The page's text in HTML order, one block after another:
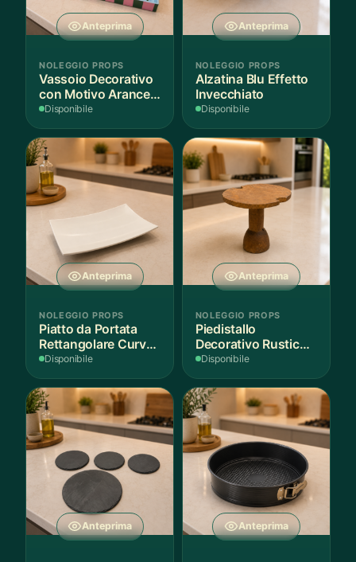
Anteprima
NOLEGGIO PROPS
Vassoio Decorativo
con Motivo Arance e
Foglie
Disponibile
Anteprima
NOLEGGIO PROPS
Alzatina Blu Effetto
Invecchiato
Disponibile
Anteprima
NOLEGGIO PROPS
Piatto da Portata
Rettangolare Curvo
Bianco
Disponibile
Anteprima
NOLEGGIO PROPS
Piedistallo
Decorativo Rustico
in Legno
Disponibile
Anteprima Anteprima